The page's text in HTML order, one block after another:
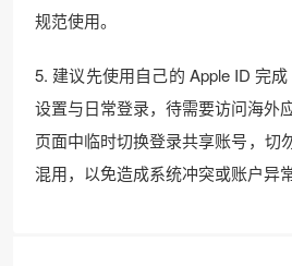
规范使用。
5. 建议先使用自己的 Apple ID 完
设置与日常登录，待需要访问海外
页面中临时切换登录共享账号，切
混用，以免造成系统冲突或账户异常